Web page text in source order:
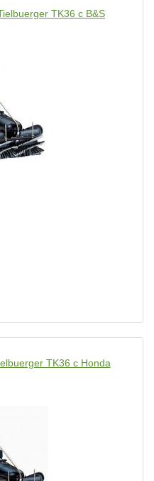
TK36 с B&S
TK36 с Honda